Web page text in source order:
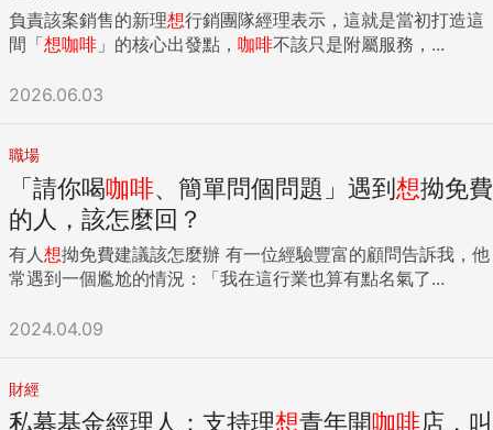
負責該案銷售的新理想行銷團隊經理表示，這就是當初打造這
間「想咖啡 」的核心出發點， 咖啡不該只是附屬服務，...
2026.06.03
職場
「請你喝咖啡、簡單問個問題」遇到想拗免費
的人，該怎麼回？
有人 想拗免費建議該怎麼辦 有一位經驗豐富的顧問告訴我，他
常遇到一個尷尬的情況：「我在這行業也算有點名氣了...
2024.04.09
財經
私募基金經理人：支持理想青年開咖啡店，叫